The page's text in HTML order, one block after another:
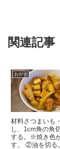
関連記事
おかず
材料さつまいも
し、1cm角の角
する。※焼き色
す。 ②油を切る